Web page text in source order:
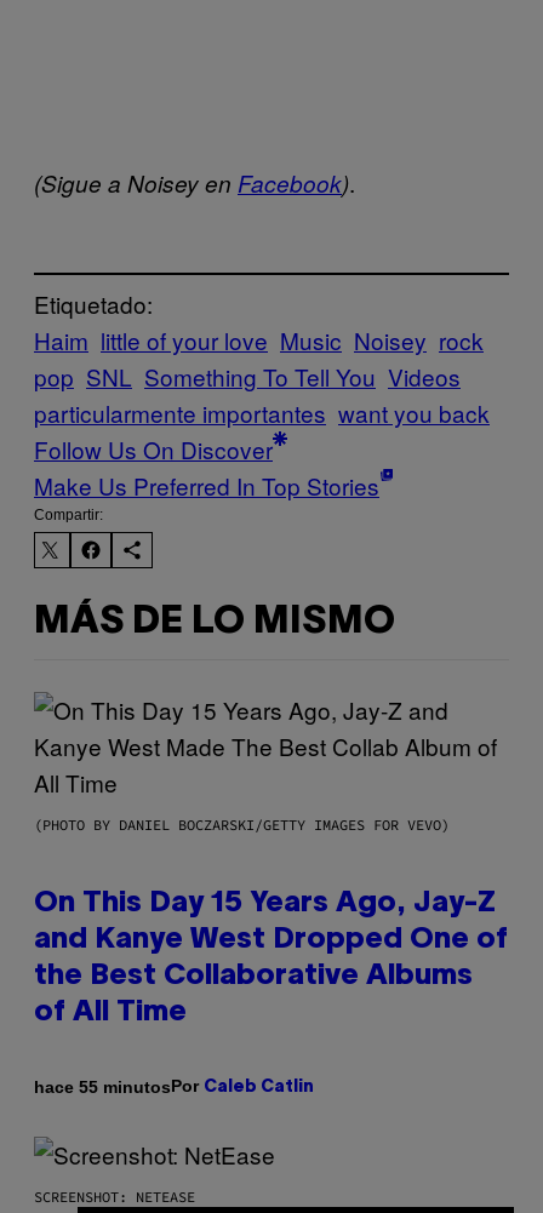
(Sigue a Noisey en Facebook).
Etiquetado:
Haim little of your love Music Noisey rock
pop SNL Something To Tell You Videos
particularmente importantes want you back
Follow Us On Discover
Make Us Preferred In Top Stories
Compartir:
MÁS DE LO MISMO
(PHOTO BY DANIEL BOCZARSKI/GETTY IMAGES FOR VEVO)
On This Day 15 Years Ago, Jay-Z
and Kanye West Dropped One of
the Best Collaborative Albums
of All Time
hace 55 minutosPor Caleb Catlin
SCREENSHOT: NETEASE